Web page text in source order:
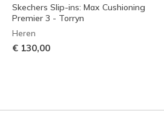
Skechers Slip-ins: Max Cushioning
Premier 3 - Torryn
Heren
€ 130,00